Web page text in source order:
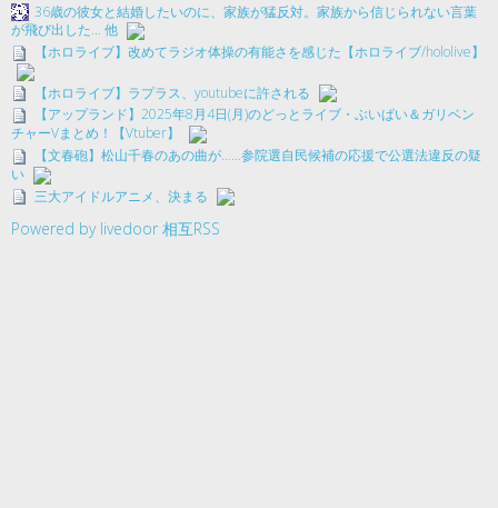
36歳の彼女と結婚したいのに、家族が猛反対。家族から信じられない言葉
が飛び出した… 他
【ホロライブ】改めてラジオ体操の有能さを感じた【ホロライブ/hololive】
【ホロライブ】ラプラス、youtubeに許される
【アップランド】2025年8月4日(月)のどっとライブ・ぶいぱい＆ガリベン
チャーVまとめ！【Vtuber】
【文春砲】松山千春のあの曲が……参院選自民候補の応援で公選法違反の疑
い
三大アイドルアニメ、決まる
Powered by livedoor 相互RSS